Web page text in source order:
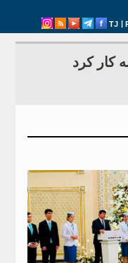
TJ |
کار کرد